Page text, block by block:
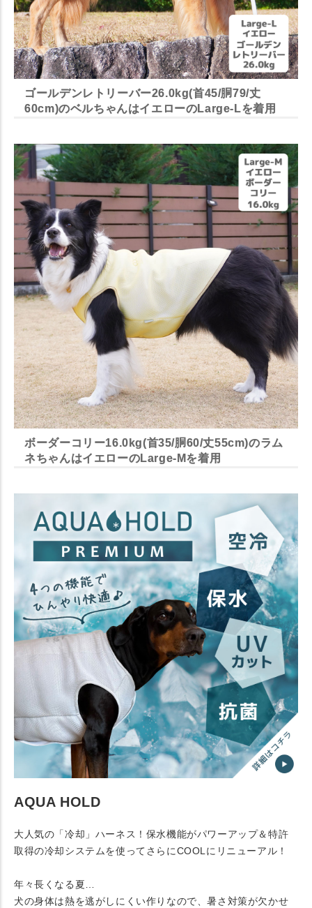
ゴールデンレトリーバー26.0kg(首45/胴79/丈
60cm)のベルちゃんはイエローのLarge-Lを着用
ボーダーコリー16.0kg(首35/胴60/丈55cm)のラム
ネちゃんはイエローのLarge-Mを着用
AQUA HOLD
大人気の「冷却」ハーネス！保水機能がパワーアップ＆特許
取得の冷却システムを使ってさらにCOOLにリニューアル！
年々長くなる夏…
犬の身体は熱を逃がしにくい作りなので、暑さ対策が欠かせ